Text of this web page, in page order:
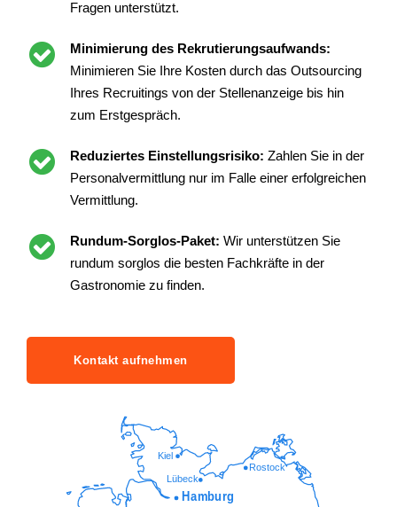
Fragen unterstützt.
Minimierung des Rekrutierungsaufwands:
Minimieren Sie Ihre Kosten durch das Outsourcing
Ihres Recruitings von der Stellenanzeige bis hin
zum Erstgespräch.
Reduziertes Einstellungsrisiko: Zahlen Sie in der
Personalvermittlung nur im Falle einer erfolgreichen
Vermittlung.
Rundum-Sorglos-Paket: Wir unterstützen Sie
rundum sorglos die besten Fachkräfte in der
Gastronomie zu finden.
Kontakt aufnehmen
Lübeck
Rostock
Kiel
Hamburg